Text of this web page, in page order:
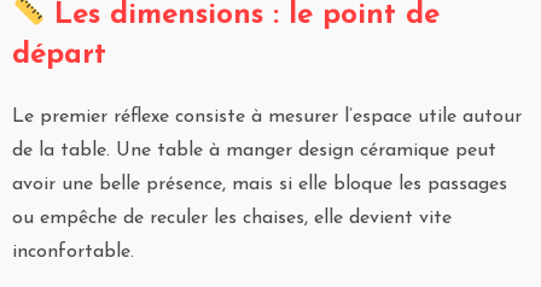
Les dimensions : le point de
départ
Le premier réflexe consiste à mesurer l’espace utile autour
de la table. Une table à manger design céramique peut
avoir une belle présence, mais si elle bloque les passages
ou empêche de reculer les chaises, elle devient vite
inconfortable.